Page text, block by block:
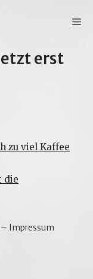
erst
zu viel Kaffee
die
Impressum